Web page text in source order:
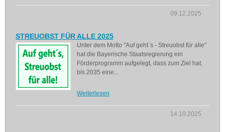
09.12.2025
STREUOBST FÜR ALLE 2025
Unter dem Motto "Auf geht´s - Streuobst für alle"
hat die Bayerische Staatsregierung ein
Förderprogramm aufgelegt, dass zum Ziel hat,
bis 2035 eine...
Weiterlesen
14.10.2025